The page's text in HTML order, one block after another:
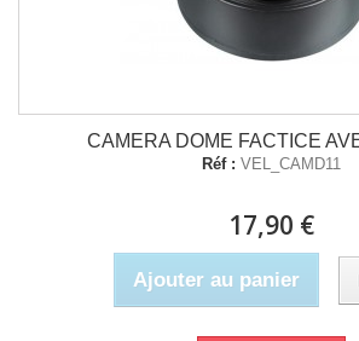
CAMERA DOME FACTICE
Réf : VEL_CAMD11
17,90 €
Ajouter au panier